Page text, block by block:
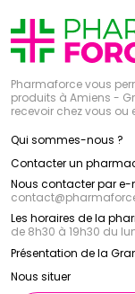
Pharmaforce vous
produits à Amiens -
recevoir chez vous ou
Qui sommes-nous ?
Contacter un
Nous contacter par e-
contact@
Les horaires de la
de 8h30 à 19h30 du
Présentation de la
Nous situer